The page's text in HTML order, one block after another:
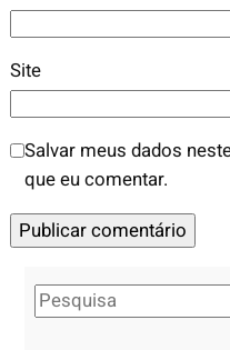
Site
Salvar meus dados
que eu comentar.
S
e